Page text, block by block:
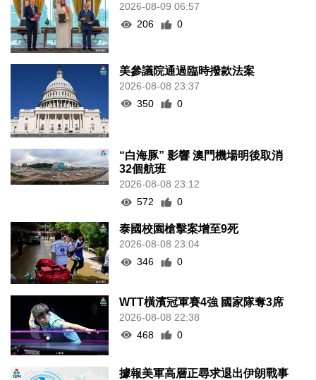
2026-08-09 06:57
206
0
美參議院通過臨時撥款法案
2026-08-08 23:37
350
0
“白海豚” 影響 澳門機場明後取消
32個航班
2026-08-08 23:12
572
0
泰國校園槍擊案增至9死
2026-08-08 23:04
346
0
WTT橫濱冠軍賽4強 國家隊奪3席
2026-08-08 22:38
468
0
據報美軍高層正尋求退出伊朗戰事